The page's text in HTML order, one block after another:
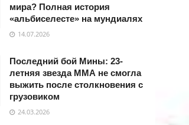
мира? Полная история
«альбиселесте» на мундиалях
14.07.2026
Последний бой Мины: 23-
летняя звезда ММА не смогла
выжить после столкновения с
грузовиком
24.03.2026